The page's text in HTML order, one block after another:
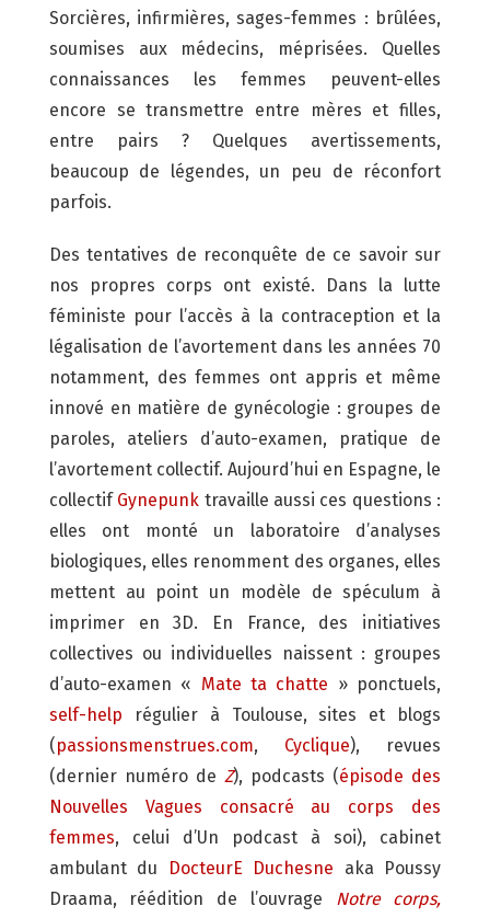
Sorcières, infirmières, sages-femmes : brûlées,
soumises aux médecins, méprisées. Quelles
connaissances les femmes peuvent-elles
encore se transmettre entre mères et filles,
entre pairs ? Quelques avertissements,
beaucoup de légendes, un peu de réconfort
parfois.
Des tentatives de reconquête de ce savoir sur
nos propres corps ont existé. Dans la lutte
féministe pour l’accès à la contraception et la
légalisation de l’avortement dans les années 70
notamment, des femmes ont appris et même
innové en matière de gynécologie : groupes de
paroles, ateliers d’auto-examen, pratique de
l’avortement collectif. Aujourd’hui en Espagne, le
collectif Gynepunk travaille aussi ces questions :
elles ont monté un laboratoire d’analyses
biologiques, elles renomment des organes, elles
mettent au point un modèle de spéculum à
imprimer en 3D. En France, des initiatives
collectives ou individuelles naissent : groupes
d’auto-examen « Mate ta chatte » ponctuels,
self-help
régulier à Toulouse, sites et blogs
( passionsmenstrues.com, Cyclique), revues
(dernier numéro de Z), podcasts (épisode des
Nouvelles Vagues consacré au corps des
femmes, celui d’Un podcast à soi), cabinet
ambulant du DocteurE Duchesne aka Poussy
Draama, réédition de l’ouvrage Notre corps,